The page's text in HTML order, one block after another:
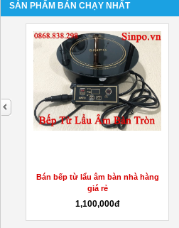
SẢN PHẨM BÁN CHẠY NHẤT
Bán bếp từ lẩu âm bàn nhà hàng
giá rẻ
1,100,000đ
next